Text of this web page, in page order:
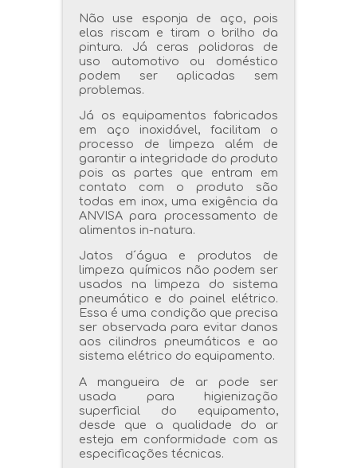
Não use esponja de aço, pois
elas riscam e tiram o brilho da
pintura. Já ceras polidoras de
uso automotivo ou doméstico
podem ser aplicadas sem
problemas.
Já os equipamentos fabricados
em aço inoxidável, facilitam o
processo de limpeza além de
garantir a integridade do produto
pois as partes que entram em
contato com o produto são
todas em inox, uma exigência da
ANVISA para processamento de
alimentos in-natura.
Jatos d´água e produtos de
limpeza químicos não podem ser
usados na limpeza do sistema
pneumático e do painel elétrico.
Essa é uma condição que precisa
ser observada para evitar danos
aos cilindros pneumáticos e ao
sistema elétrico do equipamento.
A mangueira de ar pode ser
usada para higienização
superficial do equipamento,
desde que a qualidade do ar
esteja em conformidade com as
especificações técnicas.